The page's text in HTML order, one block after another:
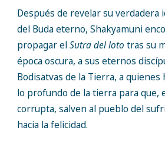
Después de revelar su verdadera
del Buda eterno, Shakyamuni
propagar elSutra del loto tras su
época oscura, a sus eternos
Bodisatvas de la Tierra, a quienes
lo profundo de la tierra para que,
corrupta, salven al pueblo del
hacia la felicidad.